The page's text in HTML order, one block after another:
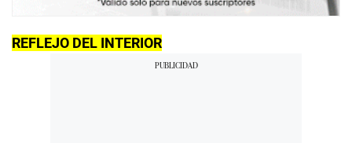
REFLEJO DEL INTERIOR